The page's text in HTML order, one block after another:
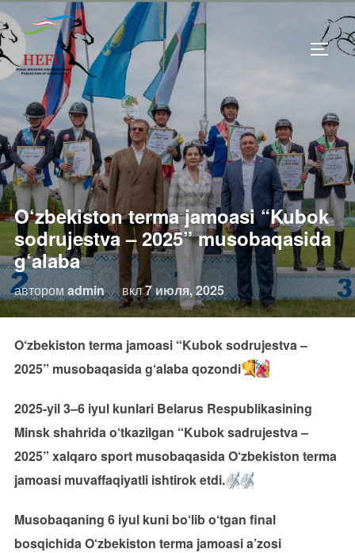
Перейти
к
содержимому
O‘zbekiston terma jamoasi “Kubok
sodrujestva – 2025” musobaqasida
g‘alaba
автором admin вклОпубликовано
7 июля, 2025
O‘zbekiston terma jamoasi “Kubok sodrujestva –
2025” musobaqasida g‘alaba qozondi
2025-yil 3–6 iyul kunlari Belarus Respublikasining
Minsk shahrida o‘tkazilgan “Kubok sadrujestva –
2025” xalqaro sport musobaqasida O‘zbekiston terma
jamoasi muvaffaqiyatli ishtirok etdi.
Musobaqaning 6 iyul kuni bo‘lib o‘tgan final
bosqichida O‘zbekiston terma jamoasi a’zosi